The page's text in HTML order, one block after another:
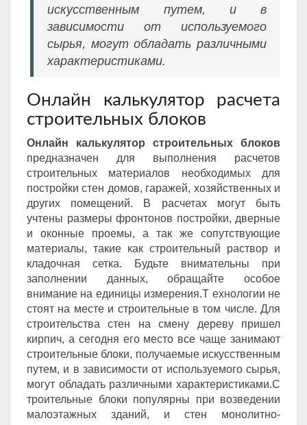
искусственным путем, и в
зависимости от используемого
сырья, могут обладать различными
характеристиками.
Онлайн калькулятор расчета
строительных блоков
Онлайн калькулятор строительных блоков
предназначен для выполнения расчетов
строительных материалов необходимых для
постройки стен домов, гаражей, хозяйственных и
других помещений. В расчетах могут быть
учтены размеры фронтонов постройки, дверные
и оконные проемы, а так же сопутствующие
материалы, такие как строительный раствор и
кладочная сетка. Будьте внимательны при
заполнении данных, обращайте особое
внимание на единицы измерения.Т ехнологии не
стоят на месте и строительные в том числе. Для
строительства стен на смену дереву пришел
кирпич, а сегодня его место все чаще занимают
строительные блоки, получаемые искусственным
путем, и в зависимости от используемого сырья,
могут обладать различными характеристиками.С
троительные блоки популярны при возведении
малоэтажных зданий, и стен монолитно-